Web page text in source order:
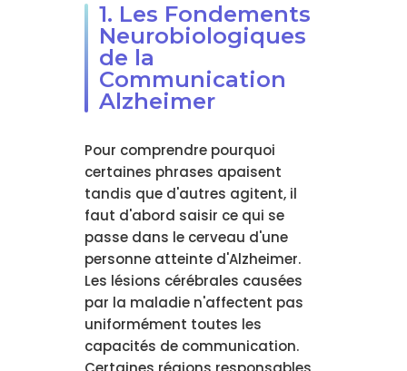
1. Les Fondements
Neurobiologiques
de la
Communication
Alzheimer
Pour comprendre pourquoi
certaines phrases apaisent
tandis que d'autres agitent, il
faut d'abord saisir ce qui se
passe dans le cerveau d'une
personne atteinte d'Alzheimer.
Les lésions cérébrales causées
par la maladie n'affectent pas
uniformément toutes les
capacités de communication.